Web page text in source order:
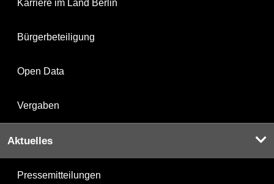
Karriere im Land Berlin
Bürgerbeteiligung
Open Data
Vergaben
Aktuelles
Pressemitteilungen